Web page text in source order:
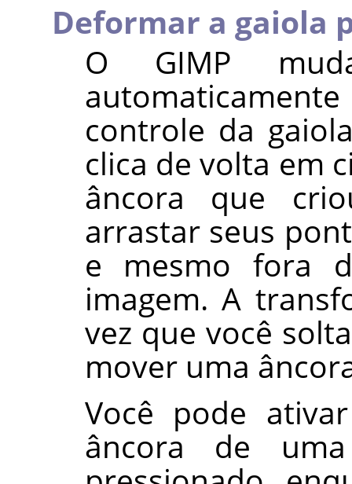
Deformar a gaiola
O GIMP
controle da
clica de volta em
âncora que
arrastar seus
e mesmo fora
imagem. A
vez que você
mover uma
Você pode
âncora de